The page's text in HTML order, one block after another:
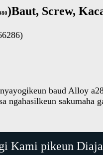
)Baut, Screw,
baud Alloy
ngahasilkeun sakumaha
Kami pikeun